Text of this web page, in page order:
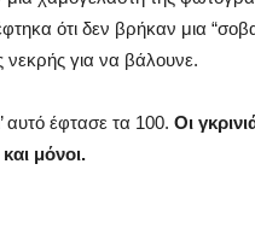
ότι δεν βρήκαν μια
για να βάλουνε.
αυτό έφτασε τα 100. Οι
μόνοι.